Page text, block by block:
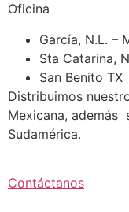
Oficina
García, N.L. –
Sta Catarina,
San Benito TX
Distribuimos
Mexicana, además
Sudamérica.
Contáctanos